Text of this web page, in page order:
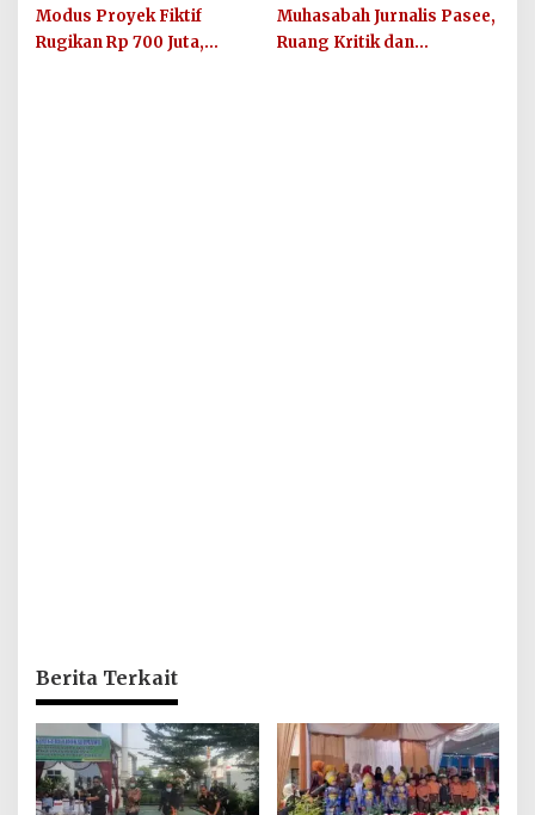
Layanan Publik
Berkualitas
Raditya dan Klara Fidelia
Modus Proyek Fiktif
Rugikan Rp 700 Juta,
Muhasabah Jurnalis Pasee,
Ruang Kritik dan
Berita Terkait